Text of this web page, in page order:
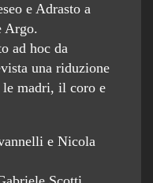
e Adrasto a
Argo.
ad hoc da
una riduzione
le madri, il coro e
e Nicola